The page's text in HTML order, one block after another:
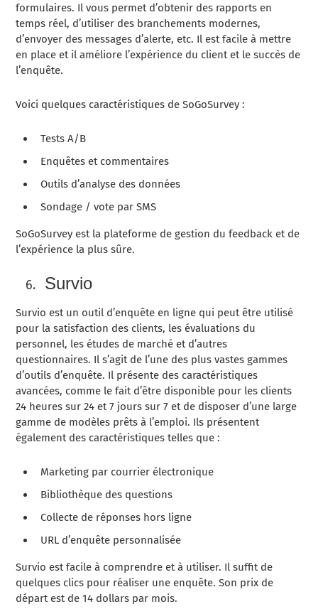
formulaires. Il vous permet d’obtenir des rapports en
temps réel, d’utiliser des branchements modernes,
d’envoyer des messages d’alerte, etc. Il est facile à mettre
en place et il améliore l’expérience du client et le succès de
l’enquête.
Voici quelques caractéristiques de SoGoSurvey :
Tests A/B
Enquêtes et commentaires
Outils d’analyse des données
Sondage / vote par SMS
SoGoSurvey est la plateforme de gestion du feedback et de
l’expérience la plus sûre.
Survio
Survio est un outil d’enquête en ligne qui peut être utilisé
pour la satisfaction des clients, les évaluations du
personnel, les études de marché et d’autres
questionnaires. Il s’agit de l’une des plus vastes gammes
d’outils d’enquête. Il présente des caractéristiques
avancées, comme le fait d’être disponible pour les clients
24 heures sur 24 et 7 jours sur 7 et de disposer d’une large
gamme de modèles prêts à l’emploi. Ils présentent
également des caractéristiques telles que :
Marketing par courrier électronique
Bibliothèque des questions
Collecte de réponses hors ligne
URL d’enquête personnalisée
Survio est facile à comprendre et à utiliser. Il suffit de
quelques clics pour réaliser une enquête. Son prix de
départ est de 14 dollars par mois.